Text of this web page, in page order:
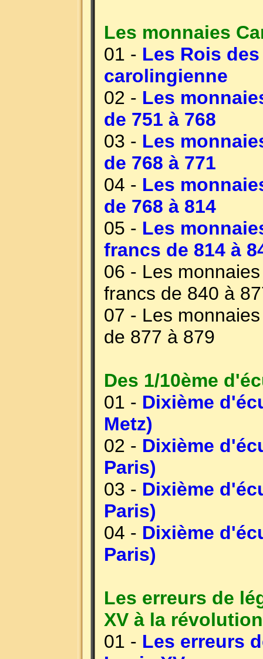
Les monnaies
01 - Les Rois
carolingienne
02 - Les
de 751 à 768
03 - Les
de 768 à 771
04 - Les
de 768 à 814
05 - Les
francs de 814 à
06 - Les
francs de 840 à
07 - Les
de 877 à 879
Des 1/10ème
01 - Dixième
Metz)
02 - Dixième
Paris)
03 - Dixième
Paris)
04 - Dixième
Paris)
Les erreurs de
XV à la révolution
01 - Les erreurs